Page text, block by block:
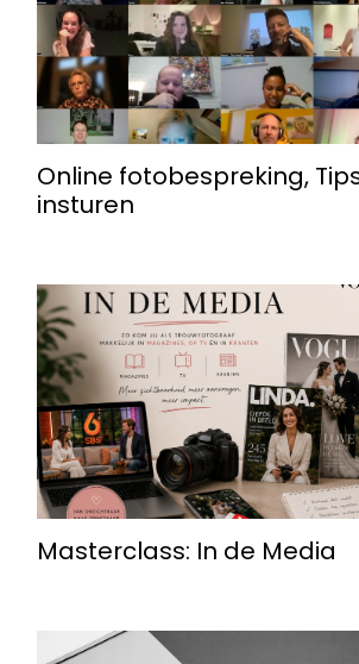
Online fotobespreking,
insturen
Masterclass: In de Media